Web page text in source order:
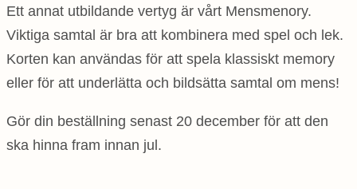
Ett annat utbildande vertyg är vårt Mensmenory.
Viktiga samtal är bra att kombinera med spel och lek.
Korten kan användas för att spela klassiskt memory
eller för att underlätta och bildsätta samtal om mens!
Gör din beställning senast 20 december för att den
ska hinna fram innan jul.